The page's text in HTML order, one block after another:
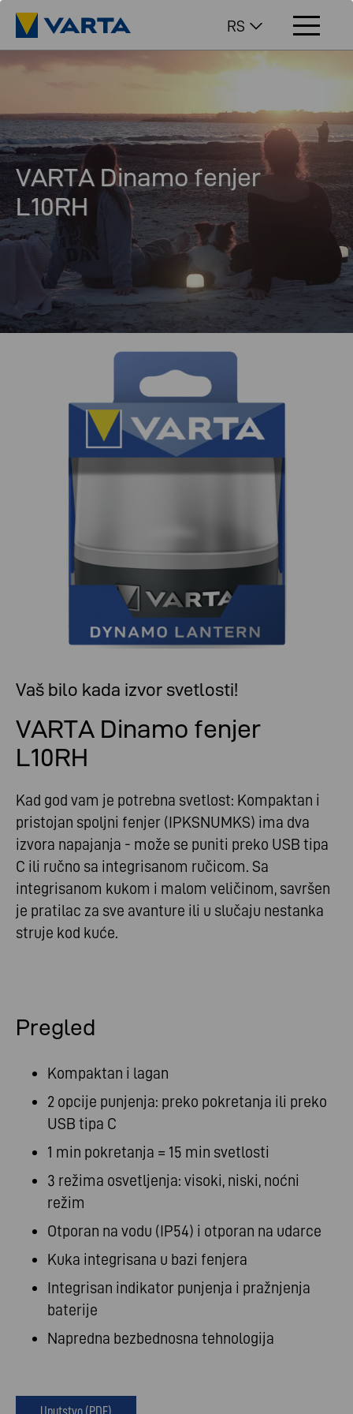
RS
VARTA Dinamo fenjer
L10RH
Vaš bilo kada izvor svetlosti!
VARTA Dinamo fenjer
L10RH
Kad god vam je potrebna svetlost: Kompaktan i
pristojan spoljni fenjer (IPKSNUMKS) ima dva
izvora napajanja - može se puniti preko USB tipa
C ili ručno sa integrisanom ručicom. Sa
integrisanom kukom i malom veličinom, savršen
je pratilac za sve avanture ili u slučaju nestanka
struje kod kuće.
Pregled
Kompaktan i lagan
2 opcije punjenja: preko pokretanja ili preko
USB tipa C
1 min pokretanja = 15 min svetlosti
3 režima osvetljenja: visoki, niski, noćni
režim
Otporan na vodu (IP54) i otporan na udarce
Kuka integrisana u bazi fenjera
Integrisan indikator punjenja i pražnjenja
baterije
Napredna bezbednosna tehnologija